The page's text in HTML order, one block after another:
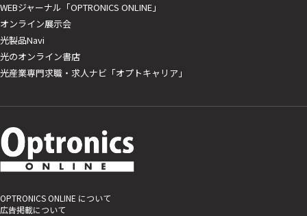
WEBジャーナル「OPTRONICS ONLINE」
オンライン展示会
光製品Navi
光のオンライン書店
光産業専門求職・求人ナビ「オプトキャリア」
OPTRONICS ONLINE について
広告掲載について